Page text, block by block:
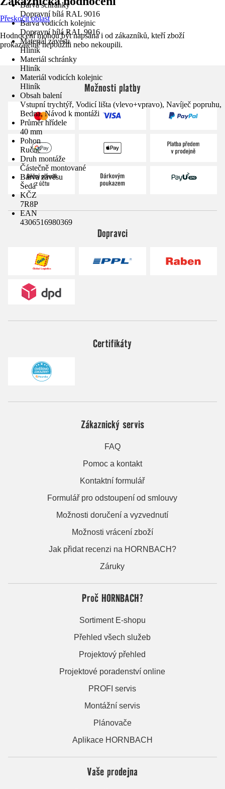
Barva schránky
Dopravní bílá RAL 9016
Barva vodicích kolejnic
Dopravní bílá RAL 9016
Materiál závěsu
Hliník
Materiál schránky
Hliník
Materiál vodicích kolejnic
Hliník
Obsah balení
Vstupní trychtýř, Vodicí lišta (vlevo+vpravo), Navíječ popruhu,
Bedna, Návod k montáži
Průměr hřídele
40 mm
Pohon
Ručně
Druh montáže
Částečně montované
Barva závěsu
Šedá
KČZ
7R8P
EAN
4306516980369
Přeskočit oblast
Hodnocení mohou být napsána i od zákazníků, kteří zboží
prokazatelně nepoužili nebo nekoupili.
Možnosti platby
Dopravci
Certifikáty
Zákaznický servis
FAQ
Pomoc a kontakt
Kontaktní formulář
Formulář pro odstoupení od smlouvy
Možnosti doručení a vyzvednutí
Možnosti vrácení zboží
Jak přidat recenzi na HORNBACH?
Záruky
Proč HORNBACH?
Sortiment E-shopu
Přehled všech služeb
Projektový přehled
Projektové poradenství online
PROFI servis
Montážní servis
Plánovače
Aplikace HORNBACH
Vaše prodejna